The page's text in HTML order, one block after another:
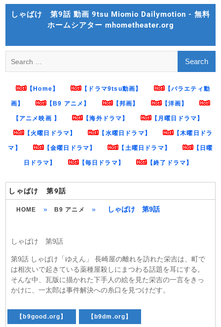
Skip
しゃばけ 第9話 動画 9tsu Miomio Dailymotion - 無料
ホームシアター mhometheater.org
for:
【Home】 【ドラマ9tsu動画】 【バラエティ動
画】 【B9 アニメ】 【邦画】 【洋画】
【アニメ映画 】 【海外ドラマ】 【月曜日ドラマ】
【火曜日ドラマ】 【水曜日ドラマ】 【木曜日ドラ
マ】 【金曜日ドラマ】 【土曜日ドラマ】 【日曜
日ドラマ】 【毎日ドラマ】 【終了ドラマ】
しゃばけ 第9話
HOME » B9 アニメ » しゃばけ 第9話
しゃばけ 第9話
第9話 しゃばけ「ゆえん」 長崎屋の離れを訪れた栄吉は、町で
は相次いで起きている薬種屋殺しにまつわる話題を耳にする。
そんな中、瓦版に描かれた下手人の絵を見た栄吉の一言をきっ
かけに、一太郎は事件解決への糸口を見つけだす。
【b9good.org】 【b9dm.org】